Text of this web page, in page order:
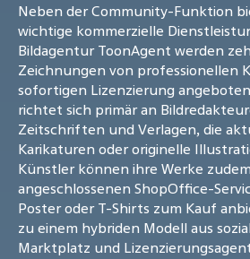
Neben der Community-Funktion
wichtige kommerzielle
Bildagentur ToonAgent werden
Zeichnungen von professionellen
sofortigen Lizenzierung
richtet sich primär an
Zeitschriften und Verlagen, die
Karikaturen oder originelle
Künstler können ihre Werke
angeschlossenen ShopOffice-
Poster oder T-Shirts zum Kauf
zu einem hybriden Modell aus
Marktplatz und